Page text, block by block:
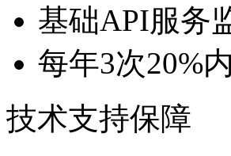
基础API服务
每年3次20%
技术支持保障